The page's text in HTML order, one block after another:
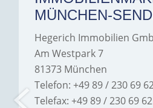
MÜNCHEN-
Hegerich Immobilien
Am Westpark 7
81373 München
Telefon: +49 89 / 230 69
Telefax: +49 89 / 230 69